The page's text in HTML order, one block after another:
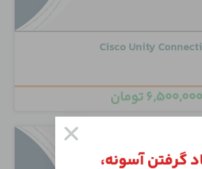
Cisco Unity
۶,۵۰۰,۰۰۰تومان